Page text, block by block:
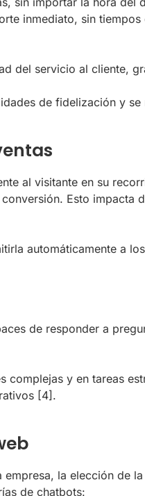
inmediato, sin
del servicio al cliente,
de fidelización y
al visitante en su
Esto impacta
automáticamente a
de responder a
complejas y en tareas
[4] .
la elección de
de chatbots: